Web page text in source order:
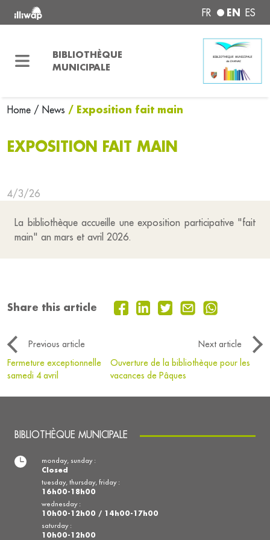
FR EN ES
BIBLIOTHÈQUE
MUNICIPALE
Home / News / Exposition fait main
EXPOSITION FAIT MAIN
4/3/26
La bibliothèque accueille une exposition participative "fait
main" an mars et avril 2026.
Share this article
Previous article
Next article
Fermeture exceptionnelle
samedi 4 avril
Ouverture de la bibliothèque pour les
vacances de Pâques
BIBLIOTHÈQUE MUNICIPALE
monday, sunday :
Closed
tuesday, thursday, friday :
16h00-18h00
wednesday :
10h00-12h00 / 14h00-17h00
saturday :
10h00-12h00